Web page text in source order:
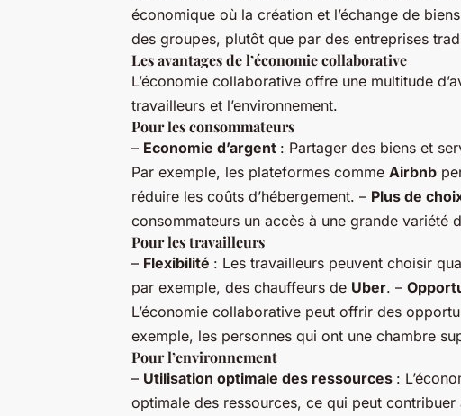
économique où la création et l’échange de
des groupes, plutôt que par des entreprises
Les avantages de l’économie collaborative
L’économie collaborative offre une multitude
travailleurs et l’environnement.
Pour les consommateurs
– Economie d’argent : Partager des biens et
Par exemple, les plateformes comme Airbnb
réduire les coûts d’hébergement. – Plus de
consommateurs un accès à une grande variété
Pour les travailleurs
– Flexibilité : Les travailleurs peuvent choisir
par exemple, des chauffeurs de Uber. –
L’économie collaborative peut offrir des
exemple, les personnes qui ont une chambre
Pour l’environnement
– Utilisation optimale des ressources :
optimale des ressources, ce qui peut